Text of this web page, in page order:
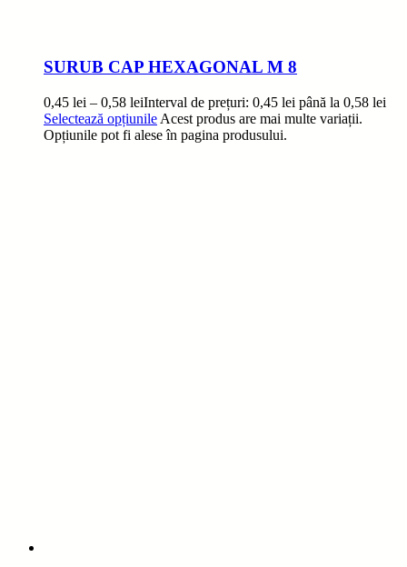
SURUB CAP HEXAGONAL M 8
0,45 lei – 0,58 leiInterval de prețuri: 0,45 lei până la 0,58 lei
Selectează opțiunile Acest produs are mai multe variații.
Opțiunile pot fi alese în pagina produsului.